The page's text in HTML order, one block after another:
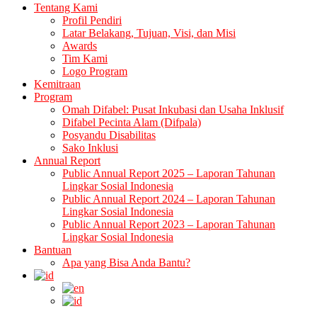
Tentang Kami
Profil Pendiri
Latar Belakang, Tujuan, Visi, dan Misi
Awards
Tim Kami
Logo Program
Kemitraan
Program
Omah Difabel: Pusat Inkubasi dan Usaha Inklusif
Difabel Pecinta Alam (Difpala)
Posyandu Disabilitas
Sako Inklusi
Annual Report
Public Annual Report 2025 – Laporan Tahunan
Lingkar Sosial Indonesia
Public Annual Report 2024 – Laporan Tahunan
Lingkar Sosial Indonesia
Public Annual Report 2023 – Laporan Tahunan
Lingkar Sosial Indonesia
Bantuan
Apa yang Bisa Anda Bantu?